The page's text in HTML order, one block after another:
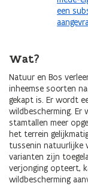
een
Wat?
Natuur en Bos
inheemse soorten
gekapt is. Er wordt
wildbescherming. Er
stamtallen meer
het terrein
tussenin natuurlijke
varianten zijn
verjonging opteert,
wildbescherming